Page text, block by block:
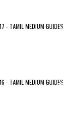
- TAMIL MEDIUM GUIDES
- TAMIL MEDIUM GUIDES